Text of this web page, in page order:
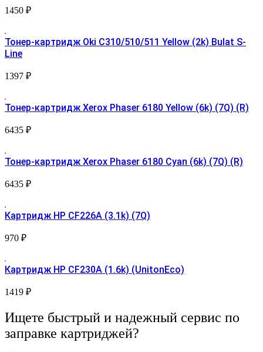
1450 ₽
Тонер-картридж Oki C310/510/511 Yellow (2k) Bulat S-
Line
1397 ₽
Тонер-картридж Xerox Phaser 6180 Yellow (6k) (7Q) (R)
6435 ₽
Тонер-картридж Xerox Phaser 6180 Cyan (6k) (7Q) (R)
6435 ₽
Картридж HP CF226A (3.1k) (7Q)
970 ₽
Картридж HP CF230A (1.6k) (UnitonEco)
1419 ₽
Ищете быстрый и надежный сервис по
заправке картриджей?